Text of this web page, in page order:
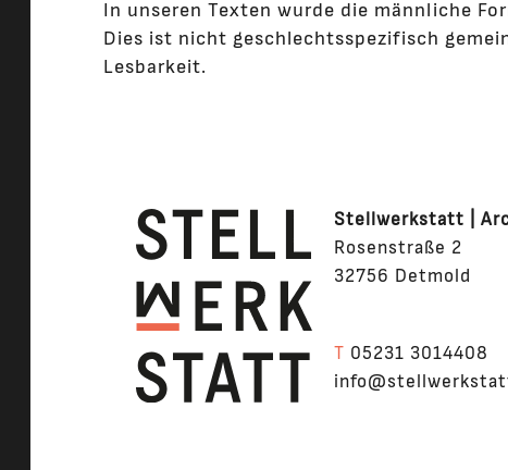
In unseren Texten wurde die männliche
Dies ist nicht geschlechtsspezifisch
Lesbarkeit.
Stellwerkstatt |
Rosenstraße 2
32756 Detmold
T 05231 3014408